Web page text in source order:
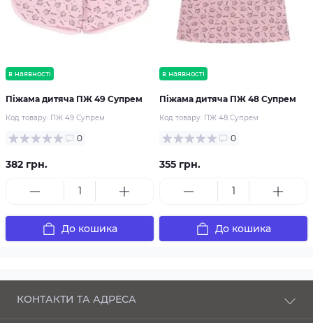
в наявності
Піжама дитяча ПЖ 49 Супрем
Код товару: ПЖ 49 Супрем
0
382 грн.
До кошика
в наявності
Піжама дитяча ПЖ 48 Супрем
Код товару: ПЖ 48 Супрем
0
355 грн.
До кошика
КОНТАКТИ ТА АДРЕСА